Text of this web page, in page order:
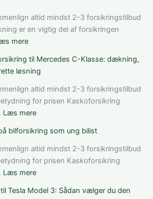
altid mindst 2-3 forsikringstilbud
er en vigtig del af forsikringen
mere:
bilforsikring
elbil
i
Danmark:
vurderer
du
pris,
dækning
vilkår
til Mercedes C-Klasse: dækning,
løsning
altid mindst 2-3 forsikringstilbud
for prisen Kaskoforsikring
Læs mere:
fungerer
bilforsikring
til
Mercedes
Klasse:
bilforsikring som ung bilist
altid mindst 2-3 forsikringstilbud
for prisen Kaskoforsikring
Læs mere:
får
Tesla Model 3: Sådan vælger du den